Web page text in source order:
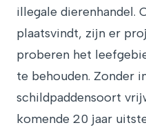
illegale dierenhandel.
plaatsvindt, zijn er
proberen het
te behouden. Zonder
schildpaddensoort
komende 20 jaar